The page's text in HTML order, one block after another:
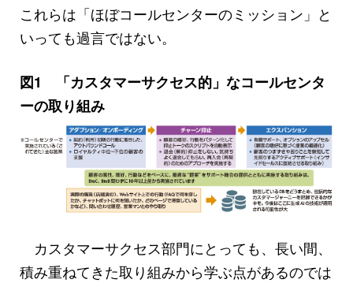
これらは「ほぼコールセンターのミッション」と
いっても過言ではない。
図1 「カスタマーサクセス的」なコールセンタ
ーの取り組み
カスタマーサクセス部門にとっても、長い間、
積み重ねてきた取り組みから学ぶ点があるのでは